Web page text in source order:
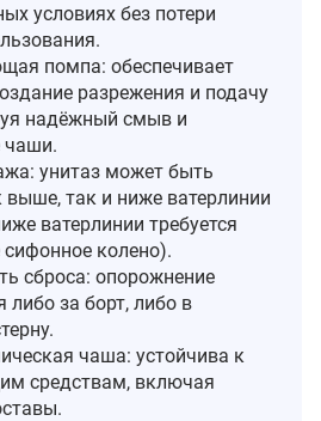
условиях без потери
помпа: обеспечивает
разрежения и подачу
надёжный смыв и
чаши.
унитаз может быть
выше, так и ниже ватерлинии
ватерлинии требуется
колено).
сброса: опорожнение
либо за борт, либо в
чаша: устойчива к
средствам, включая